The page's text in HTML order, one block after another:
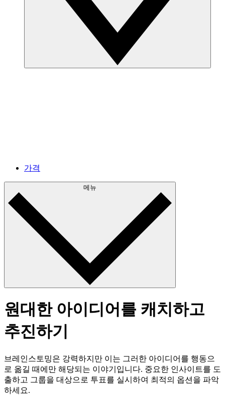
가격
메뉴
원대한 아이디어를 캐치하고
추진하기
브레인스토밍은 강력하지만 이는 그러한 아이디어를 행동으
로 옮길 때에만 해당되는 이야기입니다. 중요한 인사이트를 도
출하고 그룹을 대상으로 투표를 실시하여 최적의 옵션을 파악
하세요.